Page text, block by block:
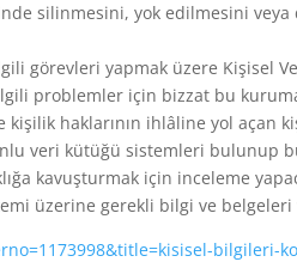
silinmesini, yok edilmesini veya
görevleri yapmak üzere Kişisel
problemler için bizzat bu
haklarının ihlâline yol açan
veri kütüğü sistemleri bulunup
kavuşturmak için inceleme
üzerine gerekli bilgi ve
bilgileri-